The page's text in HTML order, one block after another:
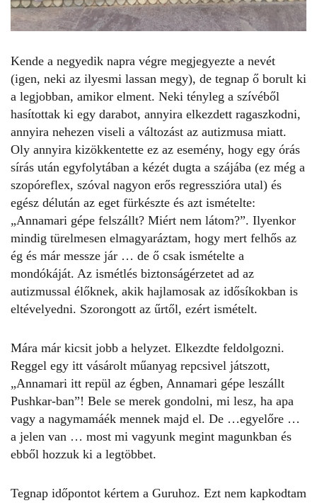
Kende a negyedik napra végre megjegyezte a nevét
(igen, neki az ilyesmi lassan megy), de tegnap ő borult ki
a legjobban, amikor elment. Neki tényleg a szívéből
hasítottak ki egy darabot, annyira elkezdett ragaszkodni,
annyira nehezen viseli a változást az autizmusa miatt.
Oly annyira kizökkentette ez az esemény, hogy egy órás
sírás után egyfolytában a kézét dugta a szájába (ez még a
szopóreflex, szóval nagyon erős regresszióra utal) és
egész délután az eget fürkészte és azt ismételte:
„Annamari gépe felszállt? Miért nem látom?”. Ilyenkor
mindig türelmesen elmagyaráztam, hogy mert felhős az
ég és már messze jár … de ő csak ismételte a
mondókáját. Az ismétlés biztonságérzetet ad az
autizmussal élőknek, akik hajlamosak az idősíkokban is
eltévelyedni. Szorongott az űrtől, ezért ismételt.
Mára már kicsit jobb a helyzet. Elkezdte feldolgozni.
Reggel egy itt vásárolt műanyag repcsivel játszott,
„Annamari itt repül az égben, Annamari gépe leszállt
Pushkar-ban”! Bele se merek gondolni, mi lesz, ha apa
vagy a nagymamáék mennek majd el. De …egyelőre …
a jelen van … most mi vagyunk megint magunkban és
ebből hozzuk ki a legtöbbet.
Tegnap időpontot kértem a Guruhoz. Ezt nem kapkodtam